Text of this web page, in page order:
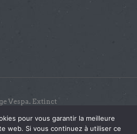
Vespa. Extinct
pour vous garantir la meilleure
web. Si vous continuez à utiliser ce